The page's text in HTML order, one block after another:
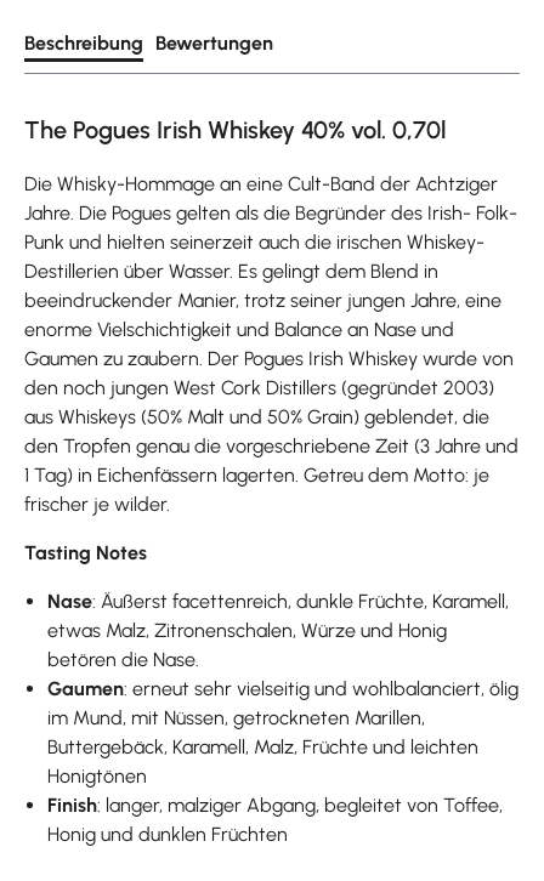
Beschreibung Bewertungen
The Pogues Irish Whiskey 40% vol. 0,70l
Die Whisky-Hommage an eine Cult-Band der Achtziger
Jahre. Die Pogues gelten als die Begründer des Irish- Folk-
Punk und hielten seinerzeit auch die irischen Whiskey-
Destillerien über Wasser. Es gelingt dem Blend in
beeindruckender Manier, trotz seiner jungen Jahre, eine
enorme Vielschichtigkeit und Balance an Nase und
Gaumen zu zaubern. Der Pogues Irish Whiskey wurde von
den noch jungen West Cork Distillers (gegründet 2003)
aus Whiskeys (50% Malt und 50% Grain) geblendet, die
den Tropfen genau die vorgeschriebene Zeit (3 Jahre und
1 Tag) in Eichenfässern lagerten. Getreu dem Motto: je
frischer je wilder.
Tasting Notes
Nase: Äußerst facettenreich, dunkle Früchte, Karamell,
etwas Malz, Zitronenschalen, Würze und Honig
betören die Nase.
Gaumen: erneut sehr vielseitig und wohlbalanciert, ölig
im Mund, mit Nüssen, getrockneten Marillen,
Buttergebäck, Karamell, Malz, Früchte und leichten
Honigtönen
Finish: langer, malziger Abgang, begleitet von Toffee,
Honig und dunklen Früchten